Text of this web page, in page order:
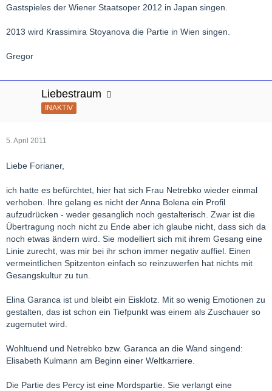
Gastspieles der Wiener Staatsoper 2012 in Japan singen.
2013 wird Krassimira Stoyanova die Partie in Wien singen.
Gregor
Liebestraum
INAKTIV
5. April 2011
Liebe Forianer,
ich hatte es befürchtet, hier hat sich Frau Netrebko wieder einmal
verhoben. Ihre gelang es nicht der Anna Bolena ein Profil
aufzudrücken - weder gesanglich noch gestalterisch. Zwar ist die
Übertragung noch nicht zu Ende aber ich glaube nicht, dass sich da
noch etwas ändern wird. Sie modelliert sich mit ihrem Gesang eine
Linie zurecht, was mir bei ihr schon immer negativ auffiel. Einen
vermeintlichen Spitzenton einfach so reinzuwerfen hat nichts mit
Gesangskultur zu tun.
Elina Garanca ist und bleibt ein Eisklotz. Mit so wenig Emotionen zu
gestalten, das ist schon ein Tiefpunkt was einem als Zuschauer so
zugemutet wird.
Wohltuend und Netrebko bzw. Garanca an die Wand singend:
Elisabeth Kulmann am Beginn einer Weltkarriere.
Die Partie des Percy ist eine Mordspartie. Sie verlangt eine